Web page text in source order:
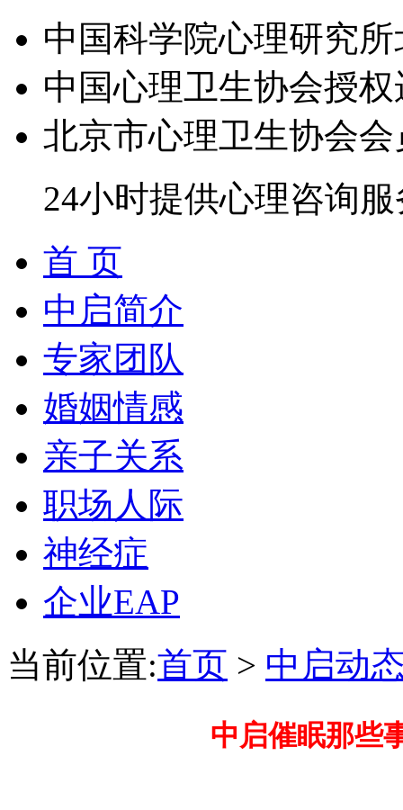
中国科学院心理研究
中国心理卫生协会授
北京市心理卫生协会
24小时提供心理咨询服
首 页
中启简介
专家团队
婚姻情感
亲子关系
职场人际
神经症
企业EAP
当前位置:首页 > 中启动
中启催眠那些